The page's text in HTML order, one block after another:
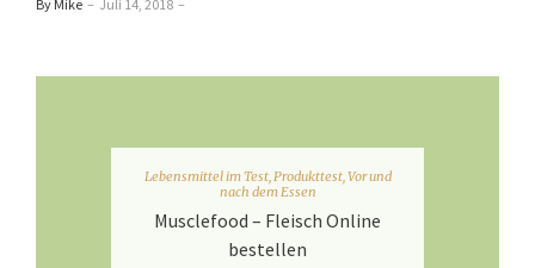
By Mike – Juli 14, 2018 –
Lebensmittel im Test, Produkttest, Vor und
nach dem Essen
Musclefood – Fleisch Online
bestellen